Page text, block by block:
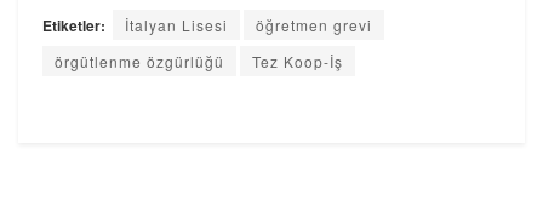
Etiketler: İtalyan Lisesi
öğretmen grevi
örgütlenme özgürlüğü
Tez Koop-İş